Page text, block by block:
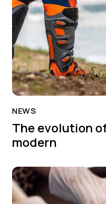
NEWS
The evolution
modern